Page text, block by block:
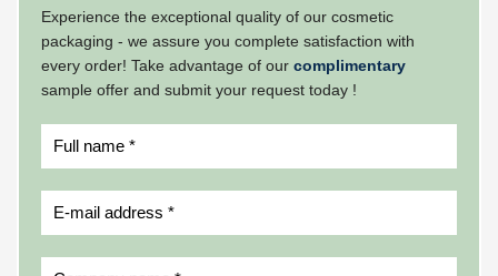
Experience the exceptional quality of our cosmetic
packaging - we assure you complete satisfaction with
every order! Take advantage of our complimentary
sample offer and submit your request today !